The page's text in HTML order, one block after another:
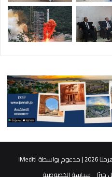
iMediti